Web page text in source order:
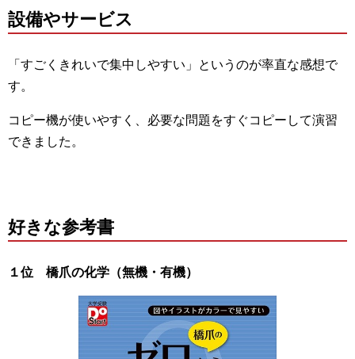
設備やサービス
「すごくきれいで集中しやすい」というのが率直な感想で
す。
コピー機が使いやすく、必要な問題をすぐコピーして演習
できました。
好きな参考書
１位 橋爪の化学（無機・有機）